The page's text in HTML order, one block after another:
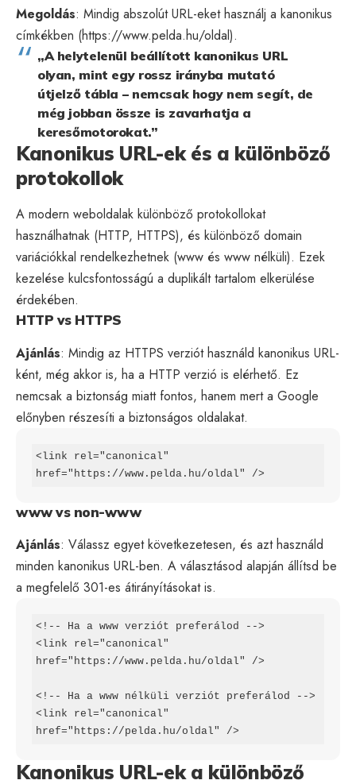
Megoldás: Mindig abszolút URL-eket használj a kanonikus
címkékben (https://www.pelda.hu/oldal).
„A helytelenül beállított kanonikus URL
olyan, mint egy rossz irányba mutató
útjelző tábla – nemcsak hogy nem segít, de
még jobban össze is zavarhatja a
keresőmotorokat.”
Kanonikus URL-ek és a különböző
protokollok
A modern weboldalak különböző protokollokat
használhatnak (HTTP, HTTPS), és különböző domain
variációkkal rendelkezhetnek (www és www nélküli). Ezek
kezelése kulcsfontosságú a duplikált tartalom elkerülése
érdekében.
HTTP vs HTTPS
Ajánlás: Mindig az HTTPS verziót használd kanonikus URL-
ként, még akkor is, ha a HTTP verzió is elérhető. Ez
nemcsak a biztonság miatt fontos, hanem mert a Google
előnyben részesíti a biztonságos oldalakat.
<link rel="canonical"
href="https://www.pelda.hu/oldal" />
www vs non-www
Ajánlás: Válassz egyet következetesen, és azt használd
minden kanonikus URL-ben. A választásod alapján állítsd be
a megfelelő 301-es átirányításokat is.
<!-- Ha a www verziót preferálod -->
<link rel="canonical"
href="https://www.pelda.hu/oldal" />
<!-- Ha a www nélküli verziót preferálod -->
<link rel="canonical"
href="https://pelda.hu/oldal" />
Kanonikus URL-ek a különböző